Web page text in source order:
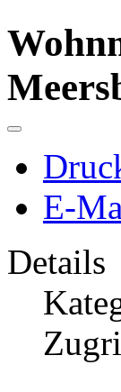
E-
Details